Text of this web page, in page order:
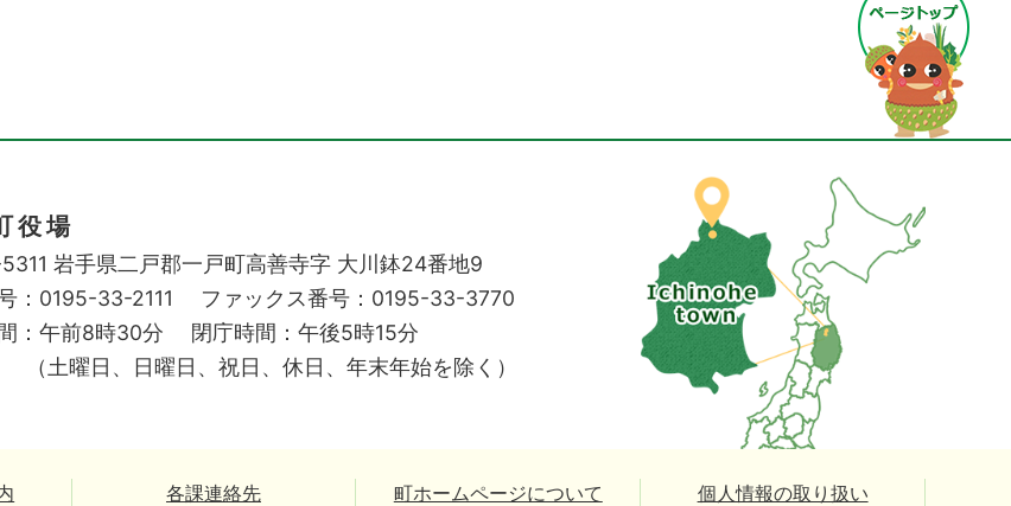
役場
岩手県二戸郡一戸町高善寺字 大川鉢24番地9
：0195-33-2111
ファックス番号：0195-33-3770
：午前8時30分
閉庁時間：午後5時15分
（土曜日、日曜日、祝日、休日、年末年始を除く）
各課連絡先 町ホームページについて 個人情報の取り扱い